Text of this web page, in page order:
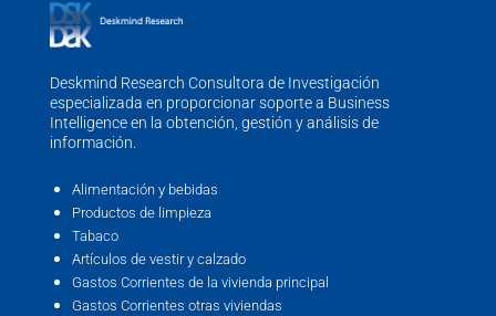
Deskmind Research Consultora de Investigación
especializada en proporcionar soporte a Business
Intelligence en la obtención, gestión y análisis de
información.
Alimentación y bebidas
Productos de limpieza
Tabaco
Artículos de vestir y calzado
Gastos Corrientes de la vivienda principal
Gastos Corrientes otras viviendas